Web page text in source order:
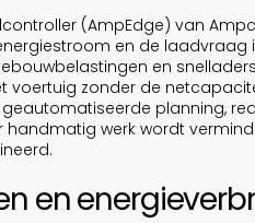
(AmpEdge) van
en de laadvraag
en
zonder de
planning,
werk wordt
en